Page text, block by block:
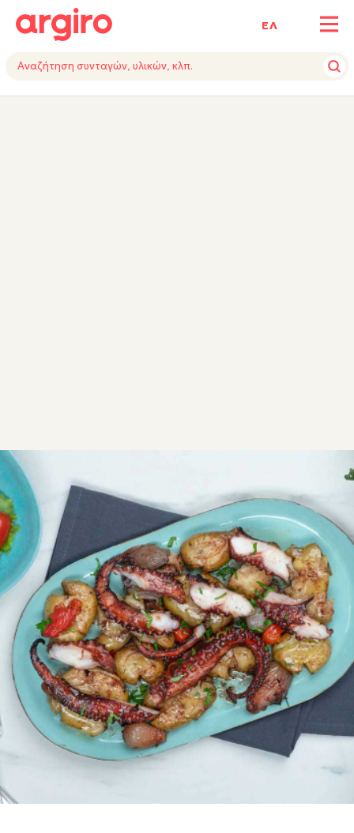
ΕΛ
ΥΛΙΚΑΕΚΤΕΛΕΣΗTIPS
ΣΥΝΤΑΓΕΣ ΑΛΜΥΡΑ
Χταπόδι μελωμένο με τσακιστές
πατάτες στο φούρνο
Τρυφερό χταπόδι φούρνου σε συνδυασμό με
γευστικές πατάτες, ιδανικό ορεκτικό για ένα
αξέχαστο γεύμα.
Εύκολη 0:20
4 μερίδες 10 λεπτά 10 λεπτά